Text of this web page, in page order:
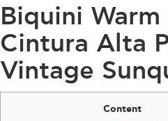
Biquini Warm
Cintura Alta
Vintage
Content